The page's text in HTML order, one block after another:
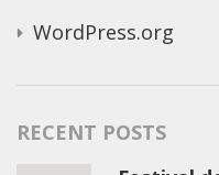
WordPress.org
RECENT POSTS